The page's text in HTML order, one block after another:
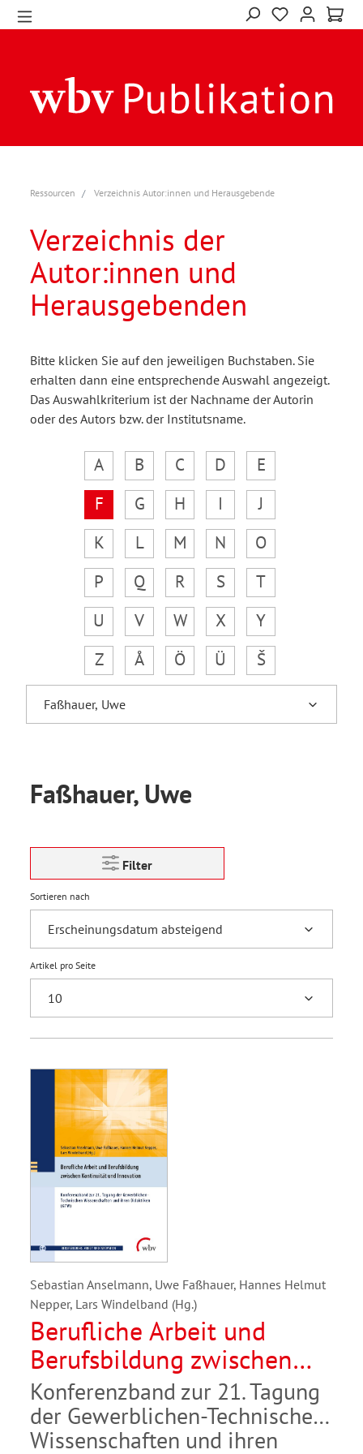
Ressourcen Verzeichnis Autor:innen und Herausgebende
Verzeichnis der
Autor:innen und
Herausgebenden
Bitte klicken Sie auf den jeweiligen Buchstaben. Sie
erhalten dann eine entsprechende Auswahl angezeigt.
Das Auswahlkriterium ist der Nachname der Autorin
oder des Autors bzw. der Institutsname.
A B C D
E
F
G H I
J
K
L M N
O
P
Q R S
T
U
V W X
Y
Z
Å Ö Ü Š
Faßhauer, Uwe
Filter
Sortieren nach
Artikel pro Seite
Sebastian Anselmann, Uwe Faßhauer, Hannes Helmut
Nepper, Lars Windelband (Hg.)
Berufliche Arbeit und
Berufsbildung zwischen
Kontinuität und Innovation
Konferenzband zur 21. Tagung
der Gewerblichen-Technischen
Wissenschaften und ihren